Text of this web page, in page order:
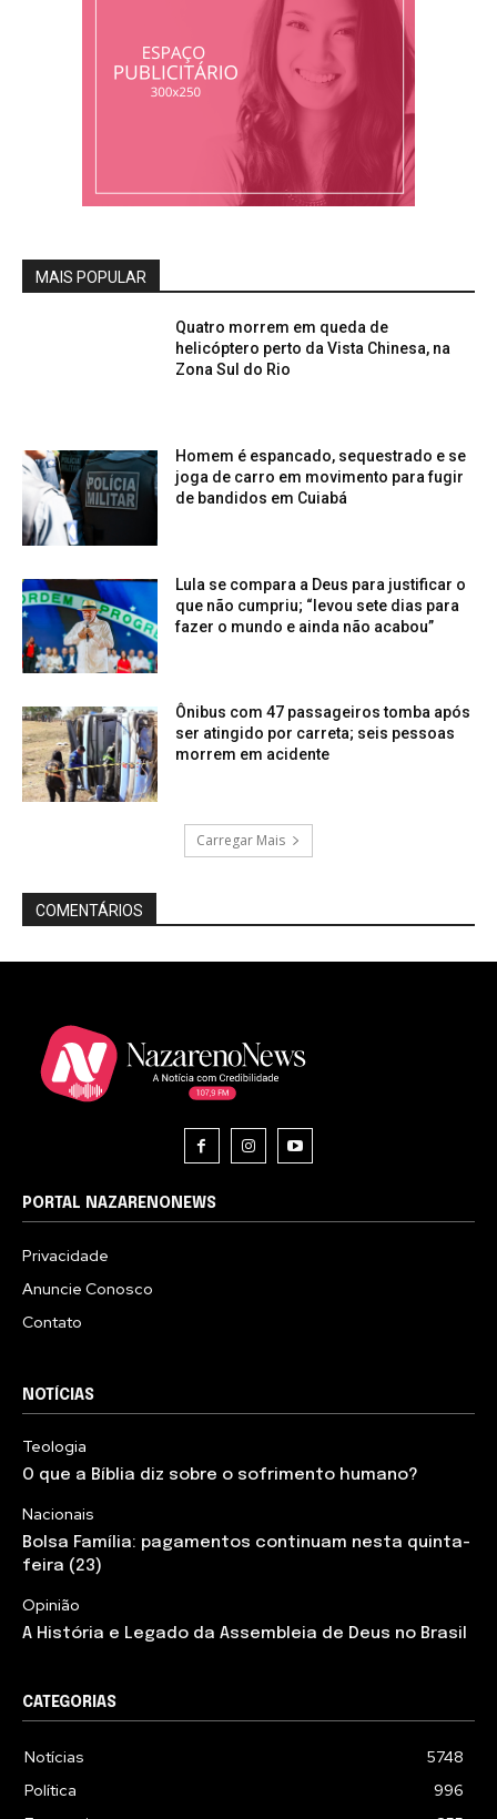
MAIS POPULAR
Quatro morrem em queda de
helicóptero perto da Vista Chinesa, na
Zona Sul do Rio
Homem é espancado, sequestrado e se
joga de carro em movimento para fugir
de bandidos em Cuiabá
Lula se compara a Deus para justificar o
que não cumpriu; “levou sete dias para
fazer o mundo e ainda não acabou”
Ônibus com 47 passageiros tomba após
ser atingido por carreta; seis pessoas
morrem em acidente
Carregar Mais
COMENTÁRIOS
PORTAL NAZARENONEWS
Privacidade
Anuncie Conosco
Contato
NOTÍCIAS
Teologia
O que a Bíblia diz sobre o sofrimento humano?
Nacionais
Bolsa Família: pagamentos continuam nesta quinta-
feira (23)
Opinião
A História e Legado da Assembleia de Deus no Brasil
CATEGORIAS
Notícias
5748
Política
996